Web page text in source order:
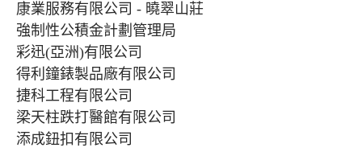
康業服務有限公司 - 曉翠山莊
強制性公積金計劃管理局
彩迅(亞洲)有限公司
得利鐘錶製品廠有限公司
捷科工程有限公司
梁天柱跌打醫館有限公司
添成鈕扣有限公司